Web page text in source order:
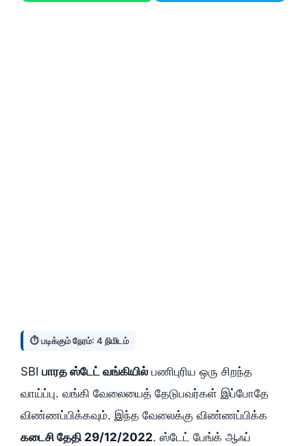
⏱️ படிக்கும் நேரம்: 4 நிமிடம்
SBI பாரத ஸ்டேட் வங்கியில் பணிபுரிய ஒரு சிறந்த
வாய்ப்பு. வங்கி வேலையைத் தேடுபவர்கள் இப்போதே
விண்ணப்பிக்கவும். இந்த வேலைக்கு விண்ணப்பிக்க
கடைசி தேதி 29/12/2022. ஸ்டேட் பேங்க் ஆஃப்